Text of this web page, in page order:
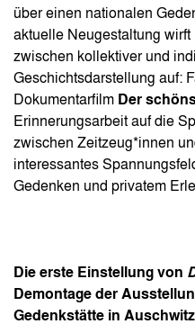
über einen nationalen
aktuelle Neugestaltung
zwischen kollektiver und
Geschichtsdarstellung auf:
Dokumentarfilm Der
Erinnerungsarbeit auf die
zwischen Zeitzeug*innen
interessantes
Gedenken und privatem
Die erste Einstellung von
Demontage der
Gedenkstätte in